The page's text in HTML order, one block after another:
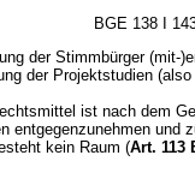
BGE 138 I
der Stimmbürger (mit-
der Projektstudien
ist nach dem
entgegenzunehmen und
kein Raum (Art. 113